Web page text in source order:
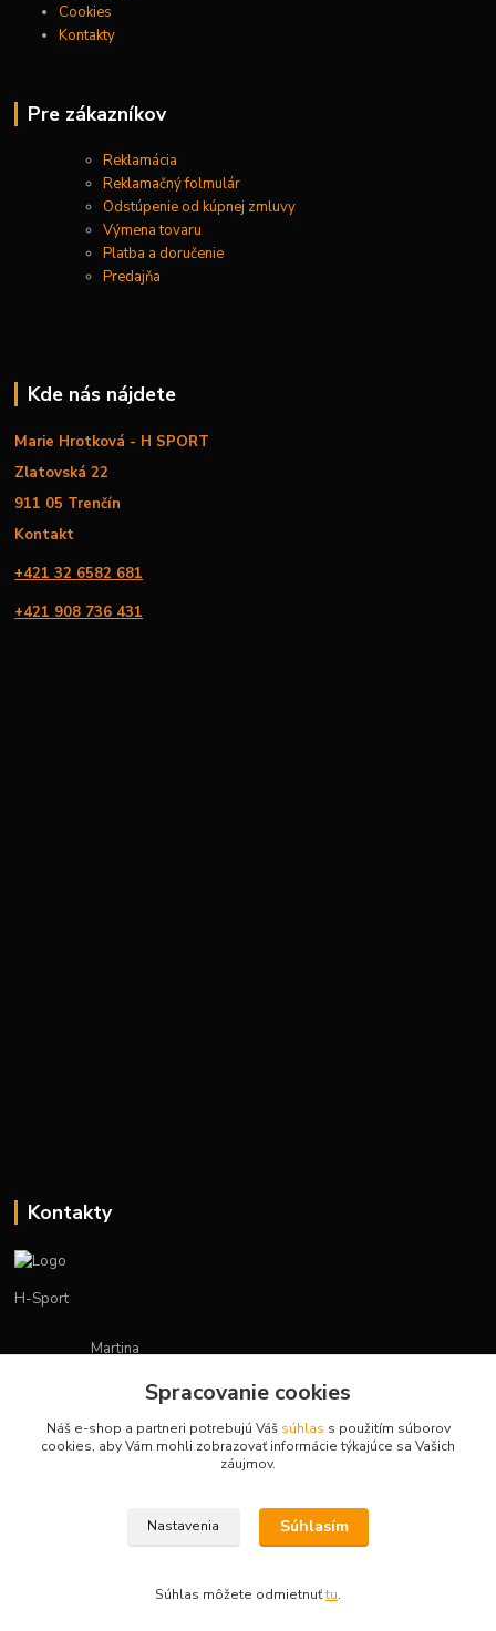
Cookies
Kontakty
Pre zákazníkov
Reklamácia
Reklamačný folmulár
Odstúpenie od kúpnej zmluvy
Výmena tovaru
Platba a doručenie
Predajňa
Kde nás nájdete
Marie Hrotková - H SPORT
Zlatovská 22
911 05 Trenčín
Kontakt
+421 32 6582 681
+421 908 736 431
Kontakty
H-Sport
Martina
(Po-Pia, 7-15 hod.)
obchod.hsport@gmail.com
Vytvorené na Eshop-rychlo.sk
Spracovanie cookies
Náš e-shop a partneri potrebujú Váš súhlas s použitím súborov
cookies, aby Vám mohli zobrazovať informácie týkajúce sa Vašich
záujmov.
Nastavenia Súhlasím
Súhlas môžete odmietnuťtu.